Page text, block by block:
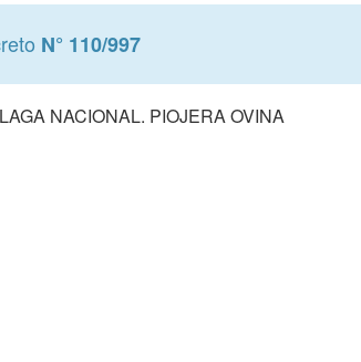
N° 110/997
NACIONAL. PIOJERA OVINA